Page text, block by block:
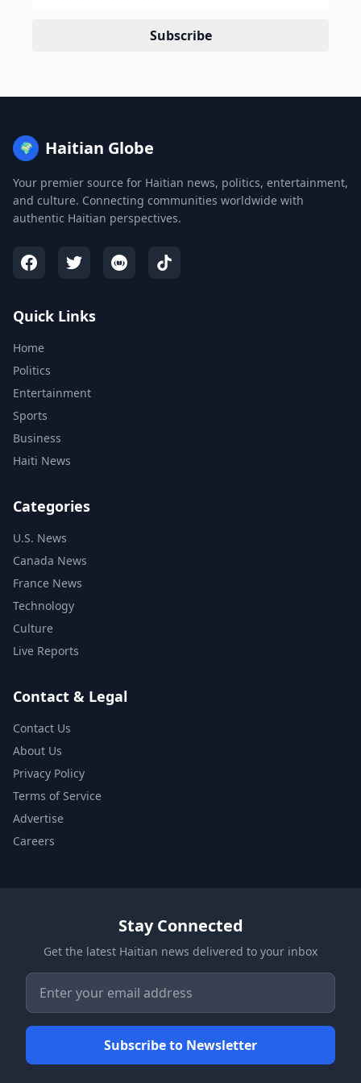
Subscribe
🌍 Haitian Globe
Your premier source for Haitian news, politics, entertainment,
and culture. Connecting communities worldwide with
authentic Haitian perspectives.
Quick Links
Home
Politics
Entertainment
Sports
Business
Haiti News
Categories
U.S. News
Canada News
France News
Technology
Culture
Live Reports
Contact & Legal
Contact Us
About Us
Privacy Policy
Terms of Service
Advertise
Careers
Stay Connected
Get the latest Haitian news delivered to your inbox